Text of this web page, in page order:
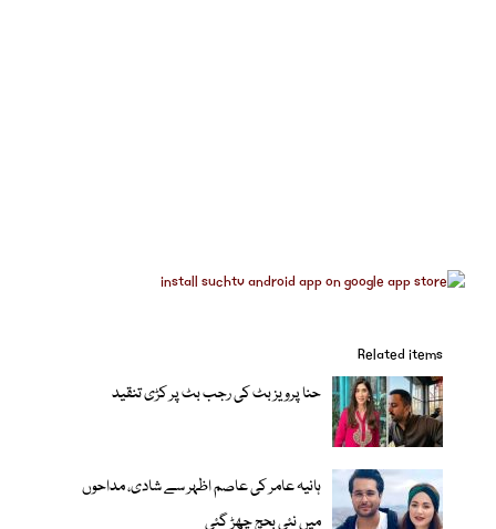
Related items
حنا پرویز بٹ کی رجب بٹ پر کڑی تنقید
ہانیہ عامر کی عاصم اظہر سے شادی، مداحوں
میں نئی بحچ چھڑ گئی